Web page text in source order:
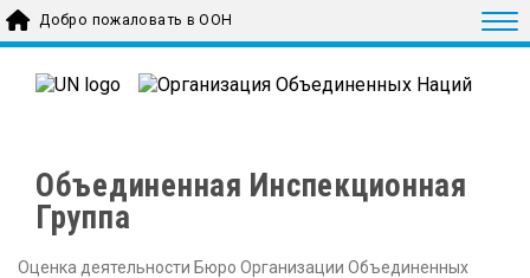
Skip to main content
Добро пожаловать в ООН
Объединенная Инспекционная
Группа
Оценка деятельности Бюро Организации Объединенных